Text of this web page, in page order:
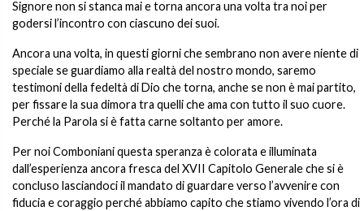
Signore non si stanca mai e torna ancora una volta tra noi per
godersi l’incontro con ciascuno dei suoi.
Ancora una volta, in questi giorni che sembrano non avere niente di
speciale se guardiamo alla realtà del nostro mondo, saremo
testimoni della fedeltà di Dio che torna, anche se non è mai partito,
per fissare la sua dimora tra quelli che ama con tutto il suo cuore.
Perché la Parola si è fatta carne soltanto per amore.
Per noi Comboniani questa speranza è colorata e illuminata
dall’esperienza ancora fresca del XVII Capitolo Generale che si è
concluso lasciandoci il mandato di guardare verso l’avvenire con
fiducia e coraggio perché abbiamo capito che stiamo vivendo l’ora di